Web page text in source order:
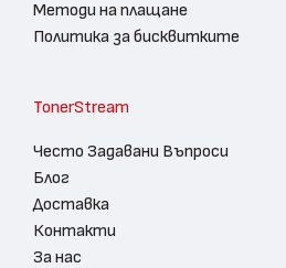
Методи на плащане
Политика за бисквитките
TonerStream
Често Задавани Въпроси
Блог
Доставка
Контакти
За нас